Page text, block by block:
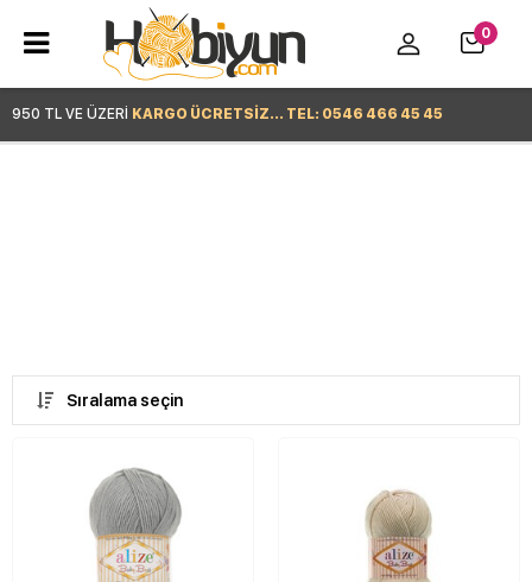
950 TL VE ÜZERİ KARGO ÜCRETSİZ... TEL: 0546 466 45 45
0
Sıralama seçin